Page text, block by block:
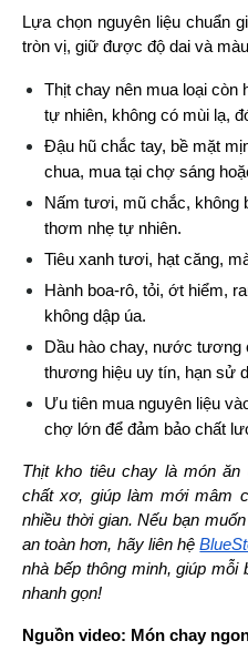
Lựa chọn nguyên liệu chuẩn
tròn vị, giữ được độ dai và
Thịt chay nên mua loại còn
tự nhiên, không có mùi lạ,
Đậu hũ chắc tay, bề mặt
chua, mua tại chợ sáng
Nấm tươi, mũ chắc, không
thơm nhẹ tự nhiên.
Tiêu xanh tươi, hạt căng,
Hành boa-rô, tỏi, ớt hiểm,
không dập úa.
Dầu hào chay, nước tương
thương hiệu uy tín, hạn sử
Ưu tiên mua nguyên liệu
chợ lớn để đảm bảo chất
Thịt kho tiêu chay là món
chất xơ, giúp làm mới mâm
nhiều thời gian. Nếu bạn
an toàn hơn, hãy liên hệ
nhà bếp thông minh, giúp
nhanh gọn!
Nguồn video: Món chay